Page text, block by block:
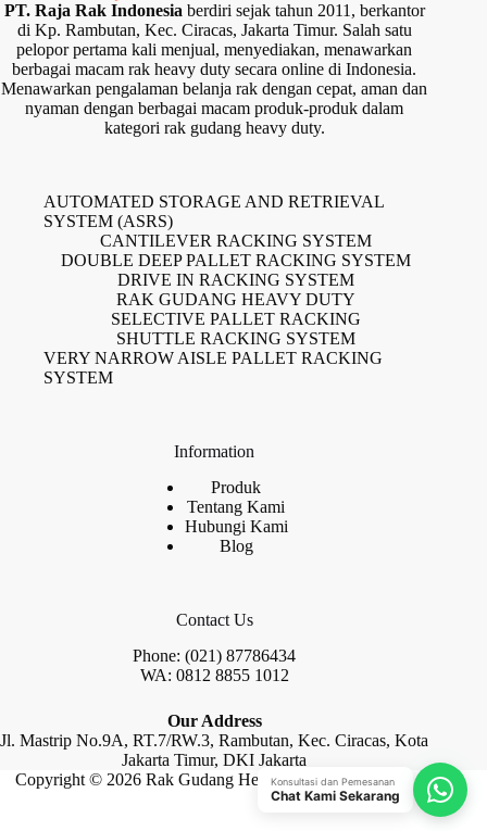
PT. Raja Rak Indonesiaberdiri sejak tahun 2011, berkantor
di Kp. Rambutan, Kec. Ciracas, Jakarta Timur. Salah satu
pelopor pertama kali menjual, menyediakan, menawarkan
berbagai macam rak heavy duty secara online di Indonesia.
Menawarkan pengalaman belanja rak dengan cepat, aman dan
nyaman dengan berbagai macam produk-produk dalam
kategori rak gudang heavy duty.
AUTOMATED STORAGE AND RETRIEVAL
SYSTEM (ASRS)
CANTILEVER RACKING SYSTEM
DOUBLE DEEP PALLET RACKING SYSTEM
DRIVE IN RACKING SYSTEM
RAK GUDANG HEAVY DUTY
SELECTIVE PALLET RACKING
SHUTTLE RACKING SYSTEM
VERY NARROW AISLE PALLET RACKING
SYSTEM
Information
Produk
Tentang Kami
Hubungi Kami
Blog
Contact Us
Phone: (021) 87786434
WA: 0812 8855 1012
Our Address
Jl. Mastrip No.9A, RT.7/RW.3, Rambutan, Kec. Ciracas, Kota
Jakarta Timur, DKI Jakarta
Copyright © 2026 Rak Gudang Heayy Duty by Raja Rak
Konsultasi dan Pemesanan
Chat Kami Sekarang